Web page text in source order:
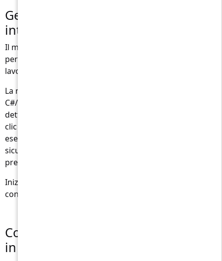
Generatore di domande per
interviste in C#/.Net
Il mercato del lavoro IT è più caldo che mai, soprattutto
per i programmatori C#/.Net. E la chiave per ottenere il
lavoro dei sogni sta nella preparazione adeguata.
La nostra app è facile da usare: inserisci 'Sviluppatore
C#/.Net' come ruolo per cui ti candidi, aggiungi ulteriori
dettagli se necessario (es. 'Junior', 'Middle', 'Senior'). Fai
clic sul pulsante e otterrai un elenco di domande di
esempio. Usali per esercitarti, aumentare la tua
sicurezza e affrontare il colloquio completamente
preparato.
Inizia oggi il tuo percorso verso il successo del colloquio
con il generatore di domande per interviste in C#/.Net!
Come prepararsi per un colloquio
in C#/.Net